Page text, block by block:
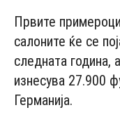
Првите
салоните ќе се
следната година,
изнесува 27.900
Германија.